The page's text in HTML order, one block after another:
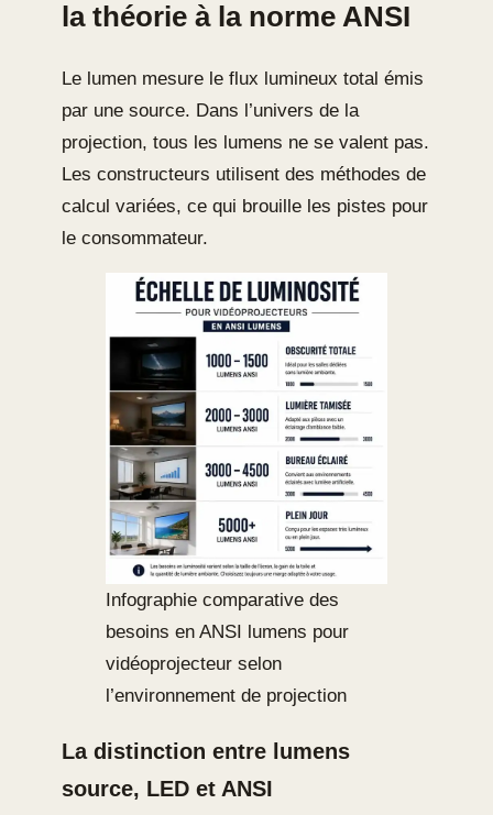
la théorie à la norme ANSI
Le lumen mesure le flux lumineux total émis
par une source. Dans l’univers de la
projection, tous les lumens ne se valent pas.
Les constructeurs utilisent des méthodes de
calcul variées, ce qui brouille les pistes pour
le consommateur.
Infographie comparative des
besoins en ANSI lumens pour
vidéoprojecteur selon
l’environnement de projection
La distinction entre lumens
source, LED et ANSI